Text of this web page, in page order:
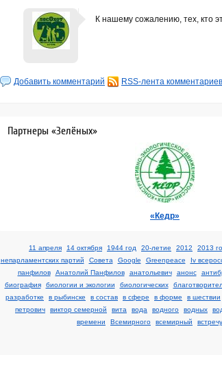
К нашему сожалению, тех, кто
Добавить комментарий RSS-лента комментариев
Партнеры «Зелёных»
«Кедр»
11 апреля 14 октября 1944 год 20-летие 2012 2013
непарламентских партий
Cовета Google Greenpeace Iv
панфилов
Анатолий Панфилов анатольевич анонс
биография
биологии и экологии биологических
разработке
в рыбинске в состав в сфере в форме в шествии
петрович
виктор семерной вита вода водного водных
времени
Всемирного всемирный встречу